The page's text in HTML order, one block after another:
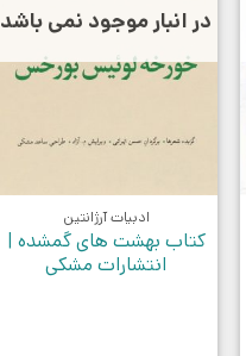
در انبار موجود نمی باشد
ادبیات آرژانتین
کتاب بهشت های گمشده |
انتشارات مشکی